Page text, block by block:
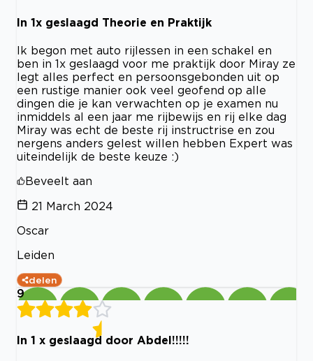
In 1x geslaagd Theorie en Praktijk
Ik begon met auto rijlessen in een schakel en
ben in 1x geslaagd voor me praktijk door Miray ze
legt alles perfect en persoonsgebonden uit op
een rustige manier ook veel geofend op alle
dingen die je kan verwachten op je examen nu
inmiddels al een jaar me rijbewijs en rij elke dag
Miray was echt de beste rij instructrise en zou
nergens anders gelest willen hebben Expert was
uiteindelijk de beste keuze :)
Beveelt aan
21 March 2024
Oscar
Leiden
delen
9
In 1 x geslaagd door Abdel!!!!!